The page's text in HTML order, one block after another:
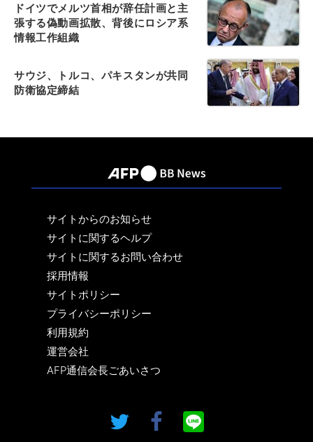
ドイツでメルツ首相が辞任計画と主
張する偽動画拡散、背後にロシア系
情報工作組織
サウジ、トルコ、パキスタンが共同
防衛協定締結
サイトからのお知らせ
サイトに関するヘルプ
サイトに関するお問い合わせ
採用情報
サイトポリシー
プライバシーポリシー
利用規約
運営会社
AFP通信会長ごあいさつ